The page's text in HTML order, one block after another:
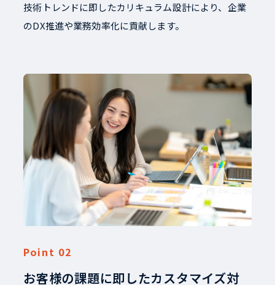
技術トレンドに即したカリキュラム設計により、企業
のDX推進や業務効率化に貢献します。
お客様の課題に即したカスタマイズ対